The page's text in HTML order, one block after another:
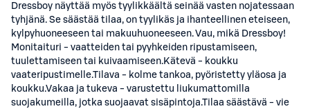
Dressboy näyttää myös tyylikkäältä seinää vasten nojatessaan
tyhjänä. Se säästää tilaa, on tyylikäs ja ihanteellinen eteiseen,
kylpyhuoneeseen tai makuuhuoneeseen. Vau, mikä Dressboy!
Monitaituri - vaatteiden tai pyyhkeiden ripustamiseen,
tuulettamiseen tai kuivaamiseen.Kätevä - koukku
vaateripustimelle.Tilava - kolme tankoa, pyöristetty yläosa ja
koukku.Vakaa ja tukeva - varustettu liukumattomilla
suojakumeilla, jotka suojaavat sisäpintoja.Tilaa säästävä - vie